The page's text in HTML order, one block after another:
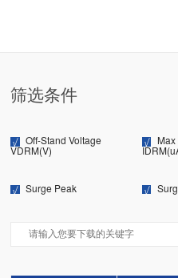
筛选条件
Off-Stand Voltage
VDRM(V)
Surge Peak